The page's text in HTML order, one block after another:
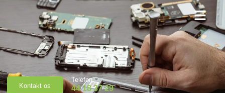
Kontakt os
Telefon
44 18 37 29